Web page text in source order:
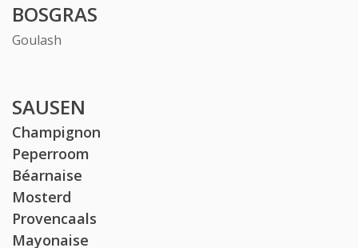
BOSGRAS
Goulash
SAUSEN
Champignon
Peperroom
Béarnaise
Mosterd
Provencaals
Mayonaise